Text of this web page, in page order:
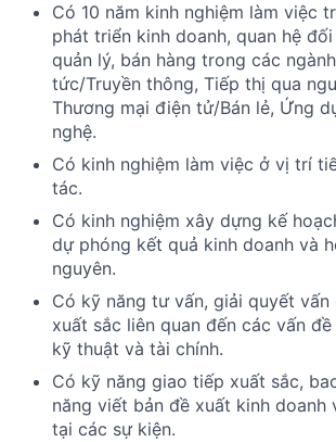
Có 10 năm kinh nghiệm làm việc
phát triển kinh doanh, quan hệ
quản lý, bán hàng trong các
tức/Truyền thông, Tiếp thị qua
Thương mại điện tử/Bán lẻ, Ứng
nghệ.
Có kinh nghiệm làm việc ở vị trí
tác.
Có kinh nghiệm xây dựng kế
dự phóng kết quả kinh doanh và
nguyên.
Có kỹ năng tư vấn, giải quyết
xuất sắc liên quan đến các vấn
kỹ thuật và tài chính.
Có kỹ năng giao tiếp xuất sắc,
năng viết bản đề xuất kinh doanh
tại các sự kiện.